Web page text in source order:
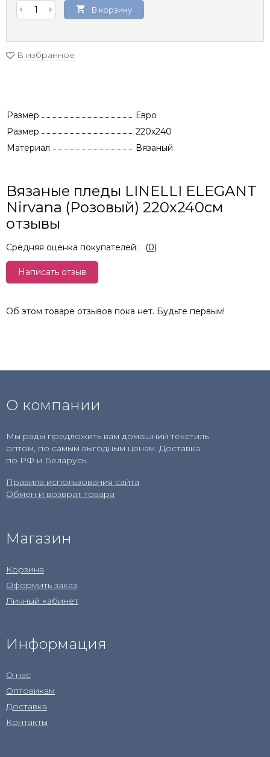
В корзину
В избранное
Размер
Евро
Размер
220x240
Материал
Вязаный
Вязаные пледы LINELLI ELEGANT
Nirvana (Розовый) 220х240см
отзывы
Средняя оценка покупателей: (0)
Написать отзыв
Об этом товаре отзывов пока нет. Будьте первым!
О компании
Мы рады предложить вам домашний текстиль
оптом, по самым выгодным ценам. Доставка
по РФ и Беларусь.
Правила использования сайта
Обмен и возврат товара
Магазин
Корзина
Оформить заказ
Личный кабинет
Информация
О нас
Оптовикам
Доставка
Контакты